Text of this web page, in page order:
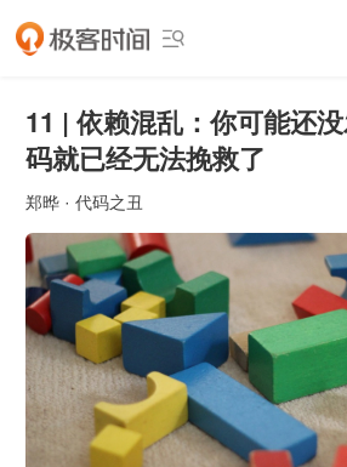

11 | 依赖混乱：你可能还
码就已经无法挽救了
郑晔 · 代码之丑